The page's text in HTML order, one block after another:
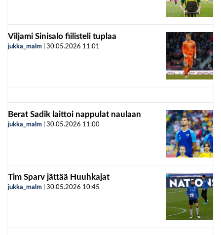
Viljami Sinisalo fiilisteli tuplaa
jukka_malm 30.05.2026 11:01
Berat Sadik laittoi nappulat naulaan
jukka_malm 30.05.2026 11:00
Tim Sparv jättää Huuhkajat
jukka_malm 30.05.2026 10:45